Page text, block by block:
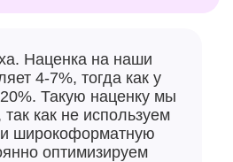
Наценка на наши
4-7%, тогда как у
Такую наценку мы
как не используем
широкоформатную
оптимизируем